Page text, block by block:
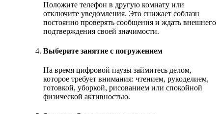
Положите телефон в другую комнату или
отключите уведомления. Это снижает соблазн
постоянно проверять сообщения и ждать внешнего
подтверждения своей значимости.
Выберите занятие с погружением
На время цифровой паузы займитесь делом,
которое требует внимания: чтением, рукоделием,
готовкой, уборкой, рисованием или спокойной
физической активностью.